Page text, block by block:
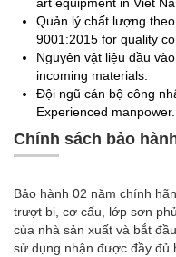
Quản lý chất lượng
9001:2015 for quality
Nguyên vật liệu đầu
incoming materials.
Đội ngũ cán bộ công
Experienced manpower.
Chính sách bảo
Bảo hành 02 năm chính
trượt bi, cơ cấu, lớp sơn
của nhà sản xuất và bắt
sử dụng nhận được đầy đủ